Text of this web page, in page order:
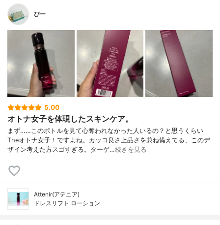
ぴー
5.00
オトナ女子を体現したスキンケア。
まず……このボトルを見て心奪われなかった人いるの？と思うくらい
Theオトナ女子！ですよね。カッコ良さ上品さを兼ね備えてる、このデ
ザイン考えた方スゴすぎる。ターゲ…続きを見る
Attenir(アテニア)
ドレスリフト ローション